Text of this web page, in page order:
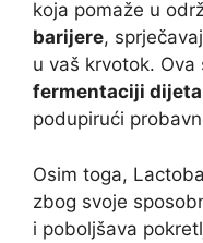
koja pomaže u
barijere,
u vaš krvotok.
fermentaciji
podupirući
Osim toga,
zbog svoje
i poboljšava